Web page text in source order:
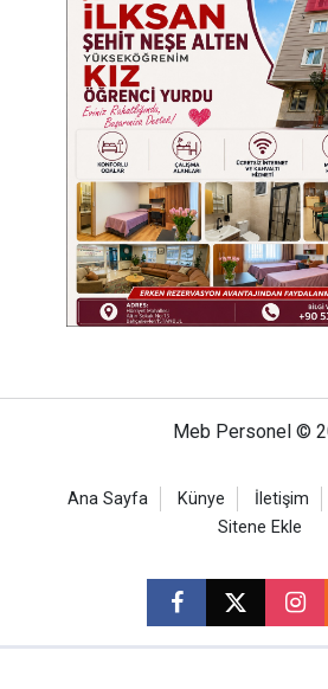
Meb Personel ©
Ana Sayfa Künye İletişim
Sitene Ekle